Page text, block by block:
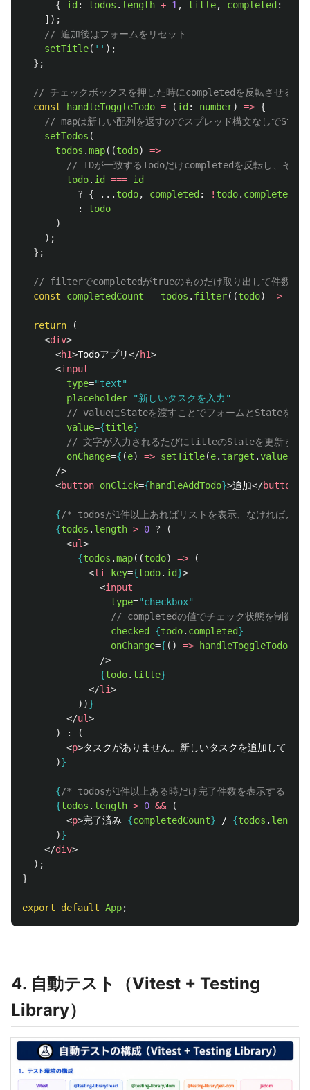
{ id : todos . length + 1, title, completed :
]);
// 追加後はフォームをリセット
setTitle( '' );
};
// チェックボックスを押した時にcompletedを反転させる処
const
handleToggleTodo = (id : number) => {
// mapは新しい配列を返すのでスプレッド構文なしでState
setTodos (
todos .map((todo)
=>
// IDが一致するTodoだけcompletedを反転し、それ
todo. id === id
?
{ ... todo, completed : ! todo. completed
:
todo
)
);
};
// filterでcompletedがtrueのものだけ取り出して件数を数
const
completedCount = todos . filter((todo) =>
return
(
<div>
<h1>Todoアプリ</h1>
<input
type="text"
placeholder="新しいタスクを入力"
// valueにStateを渡すことでフォームとStateを同
value={title}
// 文字が入力されるたびにtitleのStateを更新する
onChange={ (e) => setTitle(e. target .value
/>
<button onClick={handleAddTodo}>追加</button
{/* todosが1件以上あればリストを表示、なければメ
{todos . length > 0 ?
(
<ul>
{todos .map((todo) =>
(
<li key={todo. id}>
<input
type="checkbox"
// completedの値でチェック状態を制御す
checked={todo. completed}
onChange={ () => handleToggleTodo
/>
{todo. title}
</li>
))}
</ul>
)
:
(
<p>タスクがありません。新しいタスクを追加してくだ
)}
{/* todosが1件以上ある時だけ完了件数を表示する */
{todos . length > 0 &&
(
<p>完了済み {completedCount} / {todos . length
)}
</div>
);
}
export default App;
4. 自動テスト（Vitest + Testing
Library）